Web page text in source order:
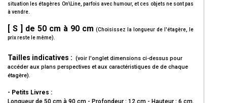
situation les étagères On\Line, parfois avec humour, et ces objets ne sont pas
à vendre.
[ S ] de 50 cm à 90 cm (Choisissez la longueur de l'étagère, le
prix reste le même).
Tailles indicatives : (voir l'onglet dimensions ci-dessus pour
accéder aux plans perspectives et aux caractéristiques de de chaque
étagère).
- Petits Livres :
Longueur de 50 cm à 90 cm - Profondeur : 12 cm - Hauteur : 6 cm.